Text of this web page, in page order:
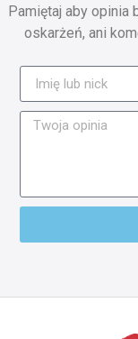
Pamiętaj aby opinia
oskarżeń, ani